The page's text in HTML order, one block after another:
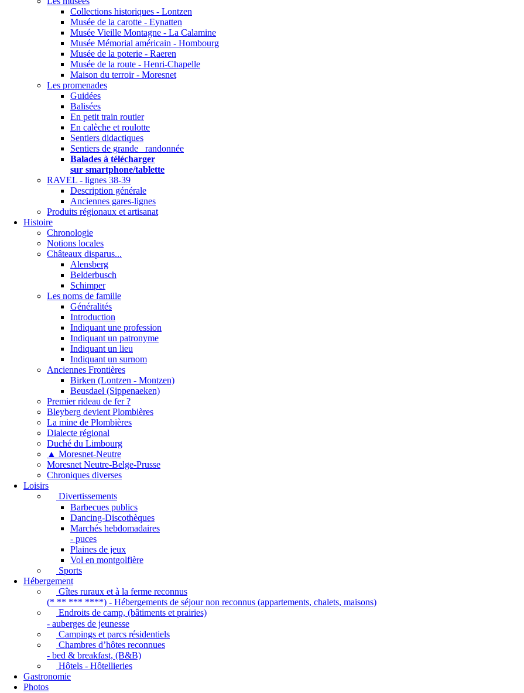
Collections historiques - Lontzen
Musée de la carotte - Eynatten
Musée Vieille Montagne - La Calamine
Musée Mémorial américain - Hombourg
Musée de la poterie - Raeren
Musée de la route - Henri-Chapelle
Maison du terroir - Moresnet
Les promenades
Guidées
Balisées
En petit train routier
En calèche et roulotte
Sentiers didactiques
Sentiers de grande randonnée
Balades à télécharger
sur smartphone/tablette
RAVEL - lignes 38-39
Description générale
Anciennes gares-lignes
Produits régionaux et artisanat
Histoire
Chronologie
Notions locales
Châteaux disparus...
Alensberg
Belderbusch
Schimper
Les noms de famille
Généralités
Introduction
Indiquant une profession
Indiquant un patronyme
Indiquant un lieu
Indiquant un surnom
Anciennes Frontières
Birken (Lontzen - Montzen)
Beusdael (Sippenaeken)
Premier rideau de fer ?
Bleyberg devient Plombières
La mine de Plombières
Dialecte régional
Duché du Limbourg
▲ Moresnet-Neutre
Moresnet Neutre-Belge-Prusse
Chroniques diverses
Loisirs
Divertissements
Barbecues publics
Dancing-Discothèques
Marchés hebdomadaires
- puces
Plaines de jeux
Vol en montgolfière
Sports
Hébergement
Gîtes ruraux et à la ferme reconnus
(* ** *** ****) - Hébergements de séjour non reconnus (appartements, chalets, maisons)
Endroits de camp, (bâtiments et prairies)
- auberges de jeunesse
Campings et parcs résidentiels
Chambres d’hôtes reconnues
- bed & breakfast, (B&B)
Hôtels - Hôtellieries
Gastronomie
Photos